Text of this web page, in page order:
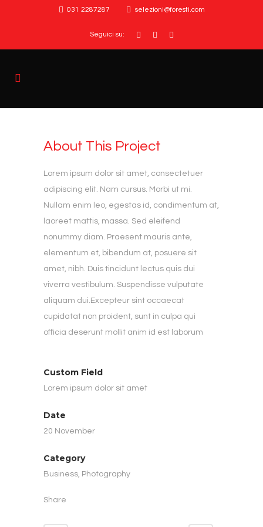
031 2287287 selezioni@foresti.com
Seguici su:
About This Project
Lorem ipsum dolor sit amet, consectetuer
adipiscing elit. Nam cursus. Morbi ut mi.
Nullam enim leo, egestas id, condimentum at,
laoreet mattis, massa. Sed eleifend
nonummy diam. Praesent mauris ante,
elementum et, bibendum at, posuere sit
amet, nibh. Duis tincidunt lectus quis dui
viverra vestibulum. Suspendisse vulputate
aliquam dui.Excepteur sint occaecat
cupidatat non proident, sunt in culpa qui
officia deserunt mollit anim id est laborum
Custom Field
Lorem ipsum dolor sit amet
Date
20 November
Category
Business, Photography
Share